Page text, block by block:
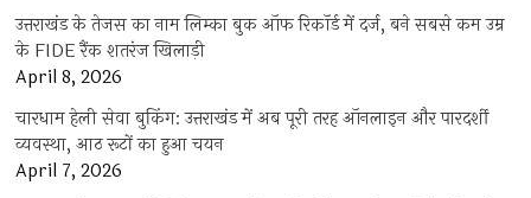
उत्तराखंड के तेजस का नाम लिम्का बुक ऑफ रिकॉर्ड में दर्ज, बने सबसे कम उम्र
के FIDE रैंक शतरंज खिलाड़ी
April 8, 2026
चारधाम हेली सेवा बुकिंग: उत्तराखंड में अब पूरी तरह ऑनलाइन और पारदर्शी
व्यवस्था, आठ रूटों का हुआ चयन
April 7, 2026